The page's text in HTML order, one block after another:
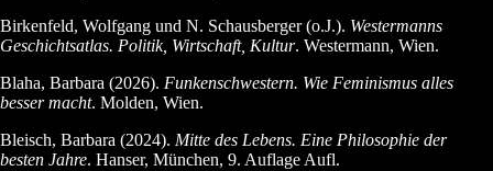
Birkenfeld, Wolfgang und N. Schausberger (o.J.). Westermanns
Geschichtsatlas. Politik, Wirtschaft, Kultur. Westermann, Wien.
Blaha, Barbara (2026). Funkenschwestern. Wie Feminismus alles
besser macht. Molden, Wien.
Bleisch, Barbara (2024). Mitte des Lebens. Eine Philosophie der
besten Jahre. Hanser, München, 9. Auflage Aufl.